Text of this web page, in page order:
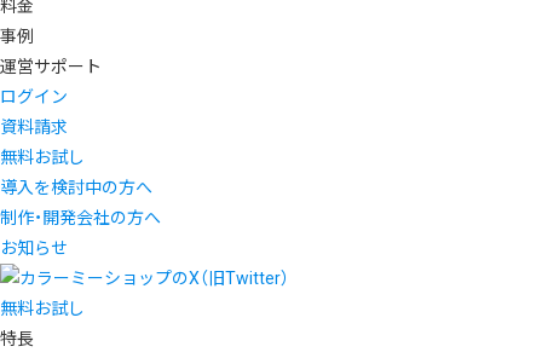
料金
事例
運営サポート
ログイン
資料請求
無料お試し
導入を検討中の方へ
制作・開発会社の方へ
お知らせ
無料お試し
特長